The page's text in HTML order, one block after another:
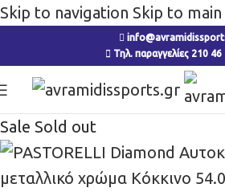
Skip to navigation Skip to
Τηλ. παραγγελίες 210
Sale Sold out